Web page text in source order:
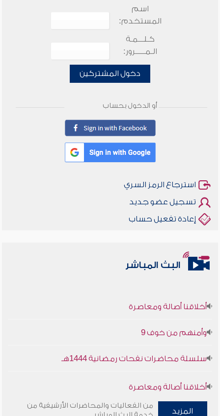
اسم
المستخدم:
كـلـــمـة
الـمـــــرور:
دخول المشتركين
أو الدخول بحساب
استرجاع الرمز السري
تسجيل عضو جديد
إعادة تفعيل حساب
البث المباشر
أخلاقنا أصالة ومعاصرة
وأمنهم من خوف 9
سلسلة محاضرات نفحات رمضانية 1444هـ
أخلاقنا أصالة ومعاصرة
وأمنهم من خوف 9
المزيد
من الفعاليات والمحاضرات الأرشيفية من